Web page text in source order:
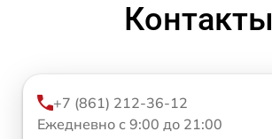
Контакты
+7 (861) 212-36-12
Ежедневно с 9:00 до 21:00